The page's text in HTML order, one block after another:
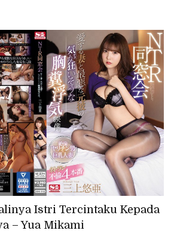
Istri Tercintaku Kepada
– Yua Mikami